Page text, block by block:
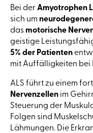
Bei der Amyotrophen
sich um
das motorische
geistige
5% der Patienten
mit Auffälligkeiten bei
ALS führt zu einem
Nervenzellen im
Steuerung der
Folgen sind
Lähmungen. Die